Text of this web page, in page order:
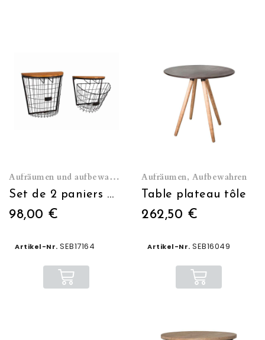
Aufräumen und aufbewahren
Set de 2 paniers mural
98,00 €
Artikel-Nr. SEB17164
Aufräumen, Aufbewahren
Table plateau tôle
262,50 €
Artikel-Nr. SEB16049